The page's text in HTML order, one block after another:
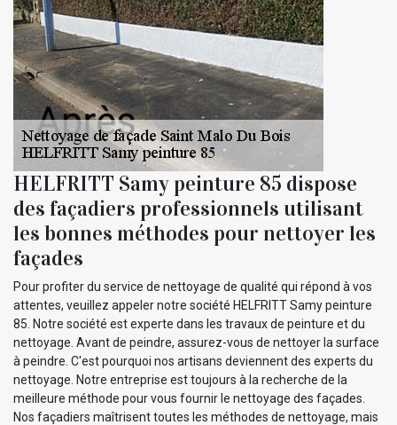
HELFRITT Samy peinture 85 dispose
des façadiers professionnels utilisant
les bonnes méthodes pour nettoyer les
façades
Pour profiter du service de nettoyage de qualité qui répond à vos
attentes, veuillez appeler notre société HELFRITT Samy peinture
85. Notre société est experte dans les travaux de peinture et du
nettoyage. Avant de peindre, assurez-vous de nettoyer la surface
à peindre. C'est pourquoi nos artisans deviennent des experts du
nettoyage. Notre entreprise est toujours à la recherche de la
meilleure méthode pour vous fournir le nettoyage des façades.
Nos façadiers maîtrisent toutes les méthodes de nettoyage, mais